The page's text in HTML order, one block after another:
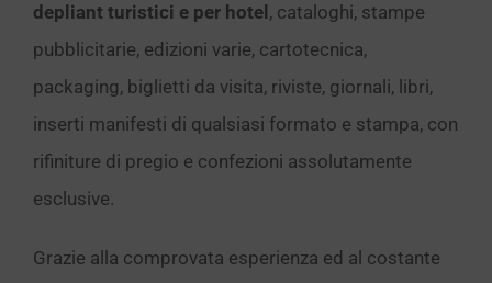
depliant turistici e per hotel , cataloghi, stampe
pubblicitarie, edizioni varie, cartotecnica,
packaging, biglietti da visita, riviste, giornali, libri,
inserti manifesti di qualsiasi formato e stampa, con
rifiniture di pregio e confezioni assolutamente
esclusive.
Grazie alla comprovata esperienza ed al costante